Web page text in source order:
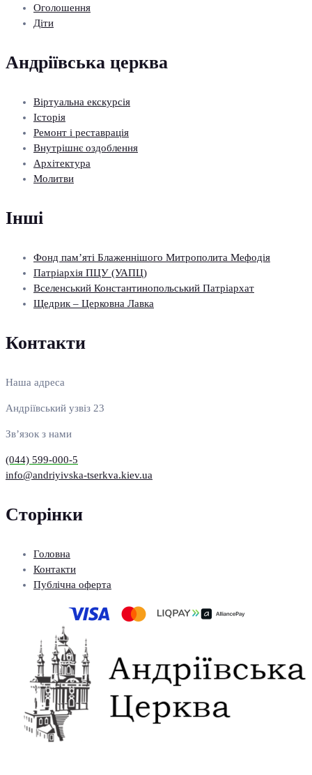
Оголошення
Діти
Андріївська церква
Віртуальна екскурсія
Історія
Ремонт і реставрація
Внутрішнє оздоблення
Архітектура
Молитви
Інші
Фонд пам’яті Блаженнішого Митрополита Мефодія
Патріархія ПЦУ (УАПЦ)
Вселенський Константинопольський Патріархат
Щедрик – Церковна Лавка
Контакти
Наша адреса
Андріївський узвіз 23
Зв’язок з нами
(044) 599-000-5
info@andriyivska-tserkva.kiev.ua
Сторінки
Головна
Контакти
Публічна оферта